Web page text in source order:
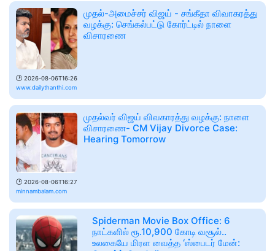
🕑 2026-08-06T16:26
www.dailythanthi.com
முதல்-அமைச்சர் விஜய் - சங்கீதா விவாகரத்து
வழக்கு: செங்கல்பட்டு கோர்ட்டில் நாளை
விசாரணை
🕑 2026-08-06T16:27
minnambalam.com
முதல்வர் விஜய் விவகாரத்து வழக்கு: நாளை
விசாரணை- CM Vijay Divorce Case:
Hearing Tomorrow
Spiderman Movie Box Office: 6
நாட்களில் ரூ.10,900 கோடி வசூல்..
உலகையே மிரள வைத்த ‘ஸ்பைடர் மேன்: